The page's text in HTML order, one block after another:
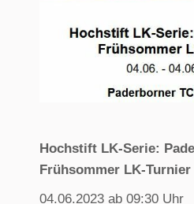
Hochstift LK-Serie:
Frühsommer LK-Turnier
04.06.2023 ab 09:30 Uhr